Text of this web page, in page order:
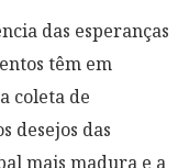
das esperanças
têm em
coleta de
desejos das
mais madura e a